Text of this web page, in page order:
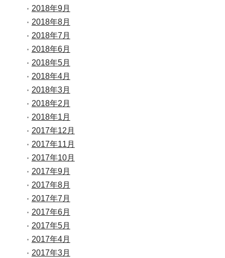
2018年9月
2018年8月
2018年7月
2018年6月
2018年5月
2018年4月
2018年3月
2018年2月
2018年1月
2017年12月
2017年11月
2017年10月
2017年9月
2017年8月
2017年7月
2017年6月
2017年5月
2017年4月
2017年3月